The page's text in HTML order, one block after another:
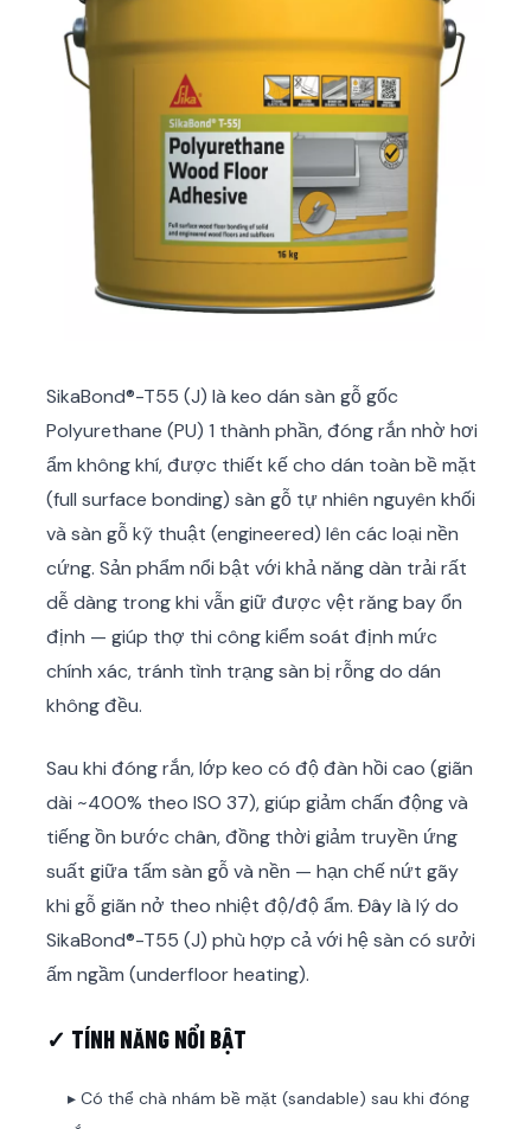
SikaBond®-T55 (J) là keo dán sàn gỗ gốc
Polyurethane (PU) 1 thành phần, đóng rắn nhờ hơi
ẩm không khí, được thiết kế cho dán toàn bề mặt
(full surface bonding) sàn gỗ tự nhiên nguyên khối
và sàn gỗ kỹ thuật (engineered) lên các loại nền
cứng. Sản phẩm nổi bật với khả năng dàn trải rất
dễ dàng trong khi vẫn giữ được vệt răng bay ổn
định — giúp thợ thi công kiểm soát định mức
chính xác, tránh tình trạng sàn bị rỗng do dán
không đều.
Sau khi đóng rắn, lớp keo có độ đàn hồi cao (giãn
dài ~400% theo ISO 37), giúp giảm chấn động và
tiếng ồn bước chân, đồng thời giảm truyền ứng
suất giữa tấm sàn gỗ và nền — hạn chế nứt gãy
khi gỗ giãn nở theo nhiệt độ/độ ẩm. Đây là lý do
SikaBond®-T55 (J) phù hợp cả với hệ sàn có sưởi
ấm ngầm (underfloor heating).
✓ TÍNH NĂNG NỔI BẬT
▸ Có thể chà nhám bề mặt (sandable) sau khi đóng